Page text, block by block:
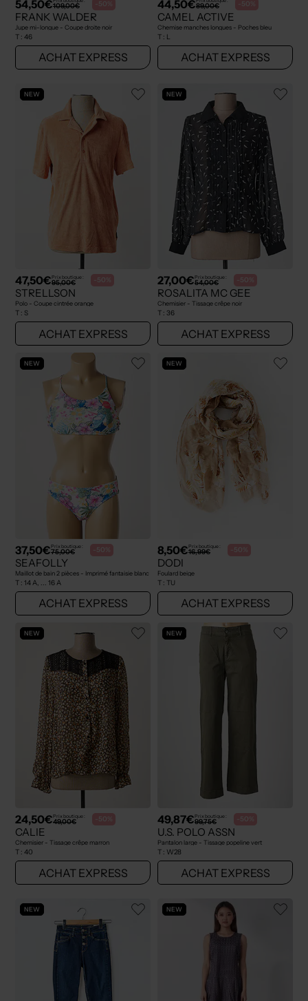
54,50€109,00€ -50%
FRANK WALDER
Jupe mi-longue - Coupe droite noir
T : 46
ACHAT EXPRESS
44,50€89,00€ -50%
CAMEL ACTIVE
Chemise manches longues - Poches bleu
T : L
ACHAT EXPRESS
NEW
47,50€Prix boutique :
95,00€ -50%
STRELLSON
Polo - Coupe cintrée orange
T : S
ACHAT EXPRESS
NEW
27,00€Prix boutique :
54,00€ -50%
ROSALITA MC GEE
Chemisier - Tissage crêpe noir
T : 36
ACHAT EXPRESS
NEW
37,50€Prix boutique :
75,00€ -50%
SEAFOLLY
Maillot de bain 2 pièces - Imprimé fantaisie blanc
T : 14 A, ... 16 A
ACHAT EXPRESS
NEW
8,50€Prix boutique :
16,99€ -50%
DODI
Foulard beige
T : TU
ACHAT EXPRESS
NEW
24,50€Prix boutique :
49,00€ -50%
CALIE
Chemisier - Tissage crêpe marron
T : 40
ACHAT EXPRESS
NEW
49,87€Prix boutique :
99,75€ -50%
U.S. POLO ASSN
Pantalon large - Tissage popeline vert
T : W28
ACHAT EXPRESS
NEW NEW